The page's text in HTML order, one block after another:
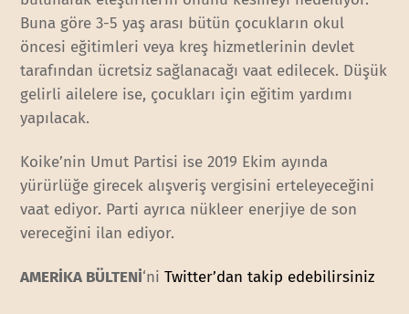
Buna göre 3-5 yaş arası bütün çocukların okul
öncesi eğitimleri veya kreş hizmetlerinin devlet
tarafından ücretsiz sağlanacağı vaat edilecek. Düşük
gelirli ailelere ise, çocukları için eğitim yardımı
yapılacak.
Koike’nin Umut Partisi ise 2019 Ekim ayında
yürürlüğe girecek alışveriş vergisini erteleyeceğini
vaat ediyor. Parti ayrıca nükleer enerjiye de son
vereceğini ilan ediyor.
AMERİKA BÜLTENİ‘niTwitter’dan takip edebilirsiniz